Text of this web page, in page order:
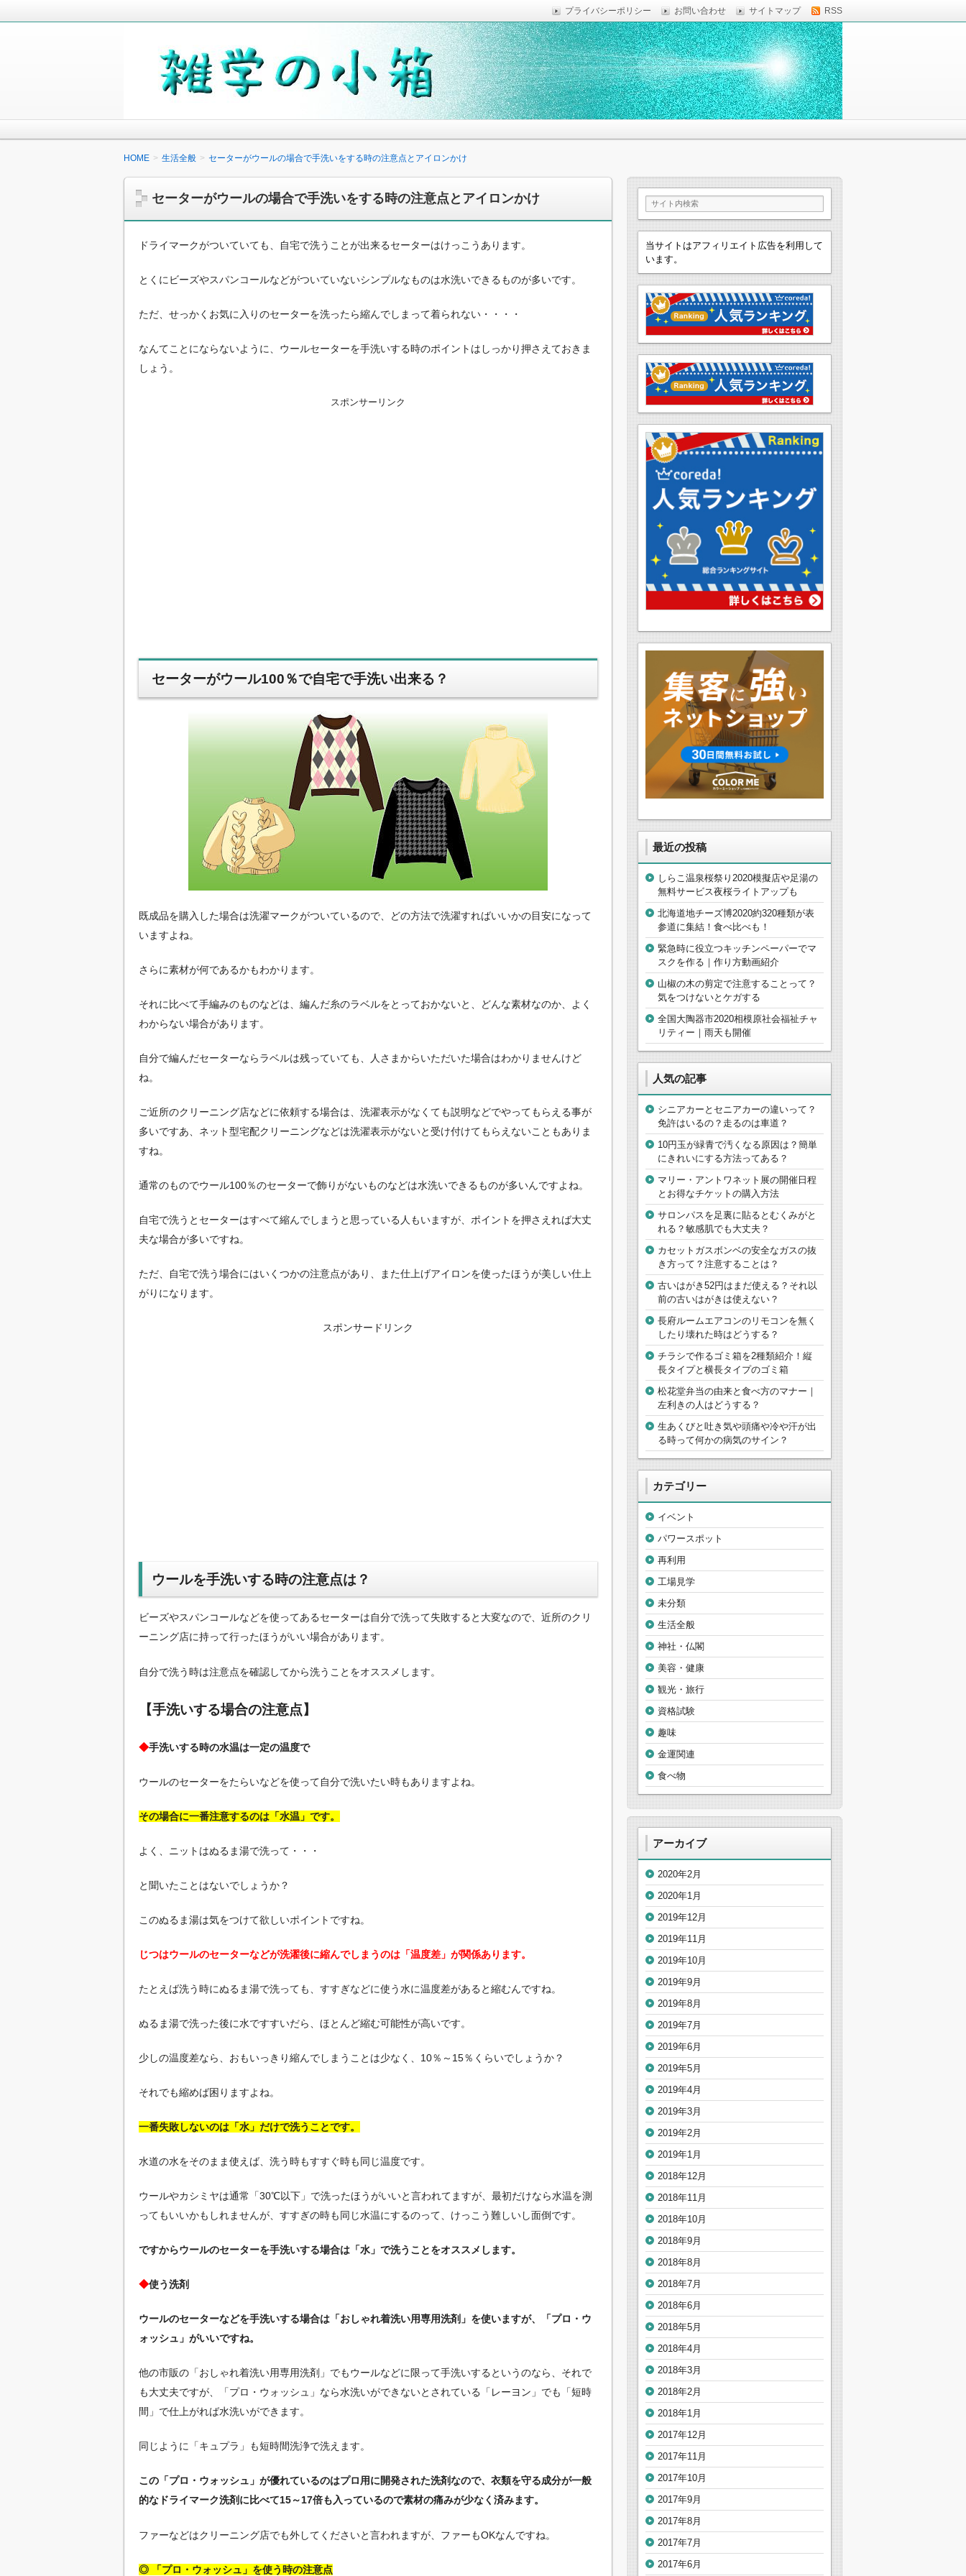
RSS
プライバシーポリシー お問い合わせ サイトマップ
雑学の小箱
毎日の生活の中で気になったことや知っていれば便利なことなどを気がついた時に綴っています。
少しでも役に立つことがあれば嬉しく思います。
HOME 生活全般 セーターがウールの場合で手洗いをする時の注意点とアイロンかけ
セーターがウールの場合で手洗いをする時の注意点とアイロンかけ
ドライマークがついていても、自宅で洗うことが出来るセーターはけっこうあります。
とくにビーズやスパンコールなどがついていないシンプルなものは水洗いできるものが多いです。
ただ、せっかくお気に入りのセーターを洗ったら縮んでしまって着られない・・・・
なんてことにならないように、ウールセーターを手洗いする時のポイントはしっかり押さえておきま
しょう。
スポンサーリンク
セーターがウール100％で自宅で手洗い出来る？
既成品を購入した場合は洗濯マークがついているので、どの方法で洗濯すればいいかの目安になって
いますよね。
さらに素材が何であるかもわかります。
それに比べて手編みのものなどは、編んだ糸のラベルをとっておかないと、どんな素材なのか、よく
わからない場合があります。
自分で編んだセーターならラベルは残っていても、人さまからいただいた場合はわかりませんけど
ね。
ご近所のクリーニング店などに依頼する場合は、洗濯表示がなくても説明などでやってもらえる事が
多いですあ、ネット型宅配クリーニングなどは洗濯表示がないと受け付けてもらえないこともありま
すね。
通常のものでウール100％のセーターで飾りがないものなどは水洗いできるものが多いんですよね。
自宅で洗うとセーターはすべて縮んでしまうと思っている人もいますが、ポイントを押さえれば大丈
夫な場合が多いですね。
ただ、自宅で洗う場合にはいくつかの注意点があり、また仕上げアイロンを使ったほうが美しい仕上
がりになります。
スポンサードリンク
ウールを手洗いする時の注意点は？
ビーズやスパンコールなどを使ってあるセーターは自分で洗って失敗すると大変なので、近所のクリ
ーニング店に持って行ったほうがいい場合があります。
自分で洗う時は注意点を確認してから洗うことをオススメします。
【手洗いする場合の注意点】
◆手洗いする時の水温は一定の温度で
ウールのセーターをたらいなどを使って自分で洗いたい時もありますよね。
その場合に一番注意するのは「水温」です。
よく、ニットはぬるま湯で洗って・・・
と聞いたことはないでしょうか？
このぬるま湯は気をつけて欲しいポイントですね。
じつはウールのセーターなどが洗濯後に縮んでしまうのは「温度差」が関係あります。
たとえば洗う時にぬるま湯で洗っても、すすぎなどに使う水に温度差があると縮むんですね。
ぬるま湯で洗った後に水ですすいだら、ほとんど縮む可能性が高いです。
少しの温度差なら、おもいっきり縮んでしまうことは少なく、10％～15％くらいでしょうか？
それでも縮めば困りますよね。
一番失敗しないのは「水」だけで洗うことです。
水道の水をそのまま使えば、洗う時もすすぐ時も同じ温度です。
ウールやカシミヤは通常「30℃以下」で洗ったほうがいいと言われてますが、最初だけなら水温を測
ってもいいかもしれませんが、すすぎの時も同じ水温にするのって、けっこう難しいし面倒です。
ですからウールのセーターを手洗いする場合は「水」で洗うことをオススメします。
◆使う洗剤
ウールのセーターなどを手洗いする場合は「おしゃれ着洗い用専用洗剤」を使いますが、「プロ・ウ
ォッシュ」がいいですね。
他の市販の「おしゃれ着洗い用専用洗剤」でもウールなどに限って手洗いするというのなら、それで
も大丈夫ですが、「プロ・ウォッシュ」なら水洗いができないとされている「レーヨン」でも「短時
間」で仕上がれば水洗いができます。
同じように「キュプラ」も短時間洗浄で洗えます。
この「プロ・ウォッシュ」が優れているのはプロ用に開発された洗剤なので、衣類を守る成分が一般
的なドライマーク洗剤に比べて15～17倍も入っているので素材の痛みが少なく済みます。
ファーなどはクリーニング店でも外してくださいと言われますが、ファーもOKなんですね。
◎ 「プロ・ウォッシュ」を使う時の注意点
当サイトはアフィリエイト広告を利用して
います。
最近の投稿
しらこ温泉桜祭り2020模擬店や足湯の
無料サービス夜桜ライトアップも
北海道地チーズ博2020約320種類が表
参道に集結！食べ比べも！
緊急時に役立つキッチンペーパーでマ
スクを作る｜作り方動画紹介
山椒の木の剪定で注意することって？
気をつけないとケガする
全国大陶器市2020相模原社会福祉チャ
リティー｜雨天も開催
人気の記事
シニアカーとセニアカーの違いって？
免許はいるの？走るのは車道？
10円玉が緑青で汚くなる原因は？簡単
にきれいにする方法ってある？
マリー・アントワネット展の開催日程
とお得なチケットの購入方法
サロンパスを足裏に貼るとむくみがと
れる？敏感肌でも大丈夫？
カセットガスボンベの安全なガスの抜
き方って？注意することは？
古いはがき52円はまだ使える？それ以
前の古いはがきは使えない？
長府ルームエアコンのリモコンを無く
したり壊れた時はどうする？
チラシで作るゴミ箱を2種類紹介！縦
長タイプと横長タイプのゴミ箱
松花堂弁当の由来と食べ方のマナー｜
左利きの人はどうする？
生あくびと吐き気や頭痛や冷や汗が出
る時って何かの病気のサイン？
カテゴリー
イベント
パワースポット
再利用
工場見学
未分類
生活全般
神社・仏閣
美容・健康
観光・旅行
資格試験
趣味
金運関連
食べ物
アーカイブ
2020年2月
2020年1月
2019年12月
2019年11月
2019年10月
2019年9月
2019年8月
2019年7月
2019年6月
2019年5月
2019年4月
2019年3月
2019年2月
2019年1月
2018年12月
2018年11月
2018年10月
2018年9月
2018年8月
2018年7月
2018年6月
2018年5月
2018年4月
2018年3月
2018年2月
2018年1月
2017年12月
2017年11月
2017年10月
2017年9月
2017年8月
2017年7月
2017年6月